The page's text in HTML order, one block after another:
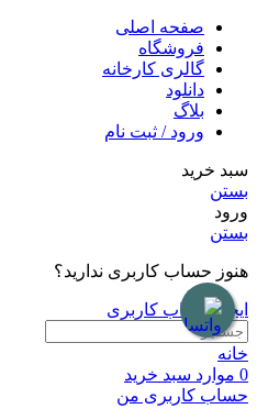
صفحه اصلی
فروشگاه
گالری کارخانه
دانلود
بلاگ
ورود / ثبت نام
سبد خرید
بستن
ورود
بستن
هنوز حساب کاربری ندارید؟
ایجاد حساب کاربری
خانه
0 موارد سبد خرید
حساب کاربری من